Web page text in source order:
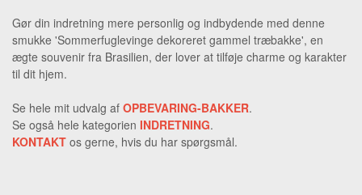
Gør din indretning mere personlig og indbydende med denne
smukke 'Sommerfuglevinge dekoreret gammel træbakke', en
ægte souvenir fra Brasilien, der lover at tilføje charme og karakter
til dit hjem.
Se hele mit udvalg af OPBEVARING-BAKKER.
Se også hele kategorien INDRETNING.
KONTAKT os gerne, hvis du har spørgsmål.